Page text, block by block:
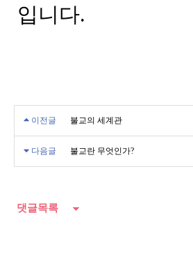
입니다.
이전글 불교의 세계관
다음글 불교란 무엇인가?
댓글목록